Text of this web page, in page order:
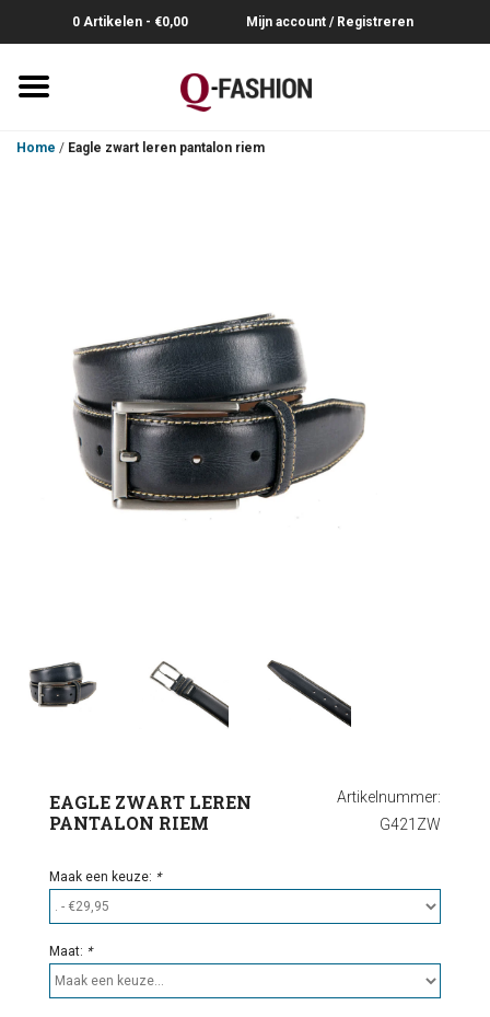
0 Artikelen - €0,00 Mijn account / Registreren
Truien-Pullovers
Home / Eagle zwart leren pantalon riem
Artikelnummer:
G421ZW
EAGLE ZWART LEREN
PANTALON RIEM
Maak een keuze: *
Maat: *